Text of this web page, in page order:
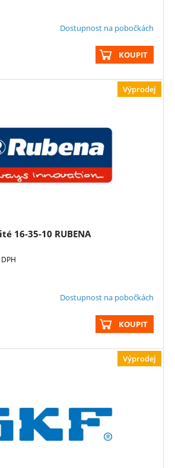
Dostupnost na pobočkách
KOUPIT
Výprodej
16-35-10 RUBENA
Dostupnost na pobočkách
KOUPIT
Výprodej